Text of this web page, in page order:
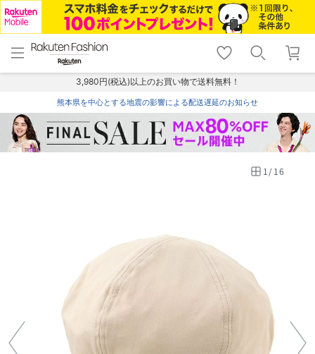
menu home
トップ
shopping_cart lock_outline
ログイン
3,980円(税込)以上のお買い物で送料無料！
熊本県を中心とする地震の影響による配送遅延のお知らせ
1/16